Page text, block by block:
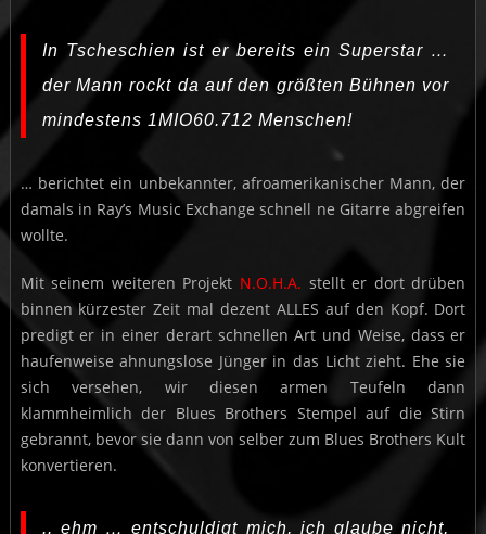
In Tscheschien ist er bereits ein Superstar …
der Mann rockt da auf den größten Bühnen vor
mindestens 1MIO60.712 Menschen!
… berichtet ein unbekannter, afroamerikanischer Mann, der
damals in Ray’s Music Exchange schnell ne Gitarre abgreifen
wollte.
Mit seinem weiteren Projekt N.O.H.A. stellt er dort drüben
binnen kürzester Zeit mal dezent ALLES auf den Kopf. Dort
predigt er in einer derart schnellen Art und Weise, dass er
haufenweise ahnungslose Jünger in das Licht zieht. Ehe sie
sich versehen, wir diesen armen Teufeln dann
klammheimlich der Blues Brothers Stempel auf die Stirn
gebrannt, bevor sie dann von selber zum Blues Brothers Kult
konvertieren.
.. ehm … entschuldigt mich, ich glaube nicht,